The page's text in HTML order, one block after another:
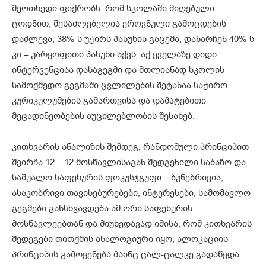
მეოთხედი ფიქრობს, რომ სკოლაში მიღებული
ცოდნით, შესაძლებელია ეროვნული გამოცდების
დაძლევა, 38%-ს უჭირს პასუხის გაცემა, დანარჩენ 40%-ს
კი – უარყოფითი პასუხი აქვს. აქ ყველაზე დიდი
ინტერვენციაა დასაგეგმი და მთლიანად სკოლის
სამოქმედო გეგმაში ცვლილების შეტანაა საჭირო,
კურიკულუმების გამართვისა და დამატებითი
მეცადინეობების აუცილებლობის შესახებ.
კითხვარის ანალიზის შემდეგ, რანდომული პრინციპით
შეირჩა 12 – 12 მოსწავლისაგან შედგენილი საბაზო და
საშუალო საფეხურის ფოკუსჯგუფი. ბუნებრივია,
ასაკობრივი თავისებურებები, ინტერესები, სამომავლო
გეგმები განსხვავდება ამ ორი საფეხურის
მოსწავლეებთან და მიუხედავად იმისა, რომ კითხვარის
შედეგები თითქმის ანალოგიური იყო, ალოკაციის
პრინციპის გამოყენება მაინც ცალ-ცალკე გადაწყდა.